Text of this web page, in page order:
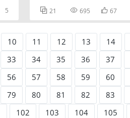
5  21  695  67
10 11 12 13 14
33 34 35 36 37
56 57 58 59 60
79 80 81 82 83
102 103 104 105